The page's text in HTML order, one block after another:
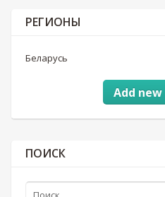
РЕГИОНЫ
Беларусь
Add
ПОИСК